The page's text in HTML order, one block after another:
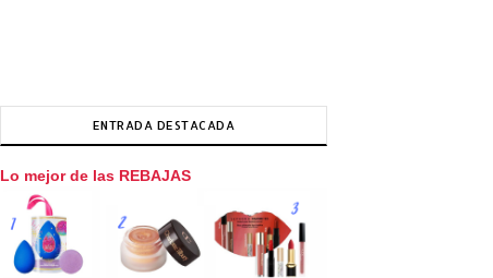
ENTRADA DESTACADA
Lo mejor de las REBAJAS